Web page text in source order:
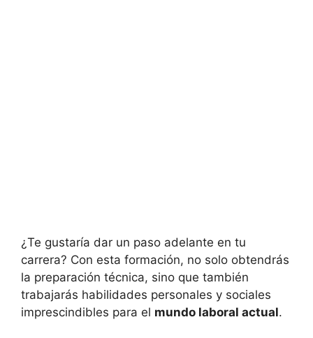
¿Te gustaría dar un paso adelante en tu
carrera? Con esta formación, no solo obtendrás
la preparación técnica, sino que también
trabajarás habilidades personales y sociales
imprescindibles para el mundo laboral actual.